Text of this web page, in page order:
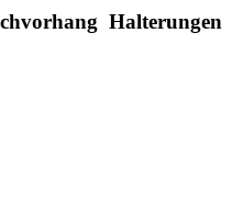
Halterungen